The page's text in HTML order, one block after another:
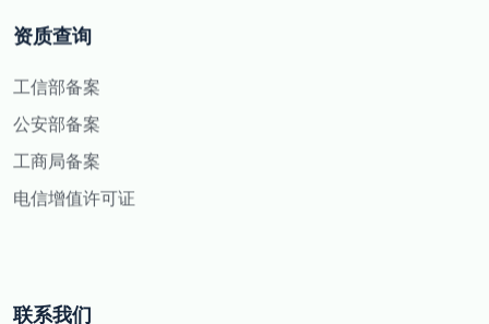
资质查询
工信部备案
公安部备案
工商局备案
电信增值许可证
联系我们